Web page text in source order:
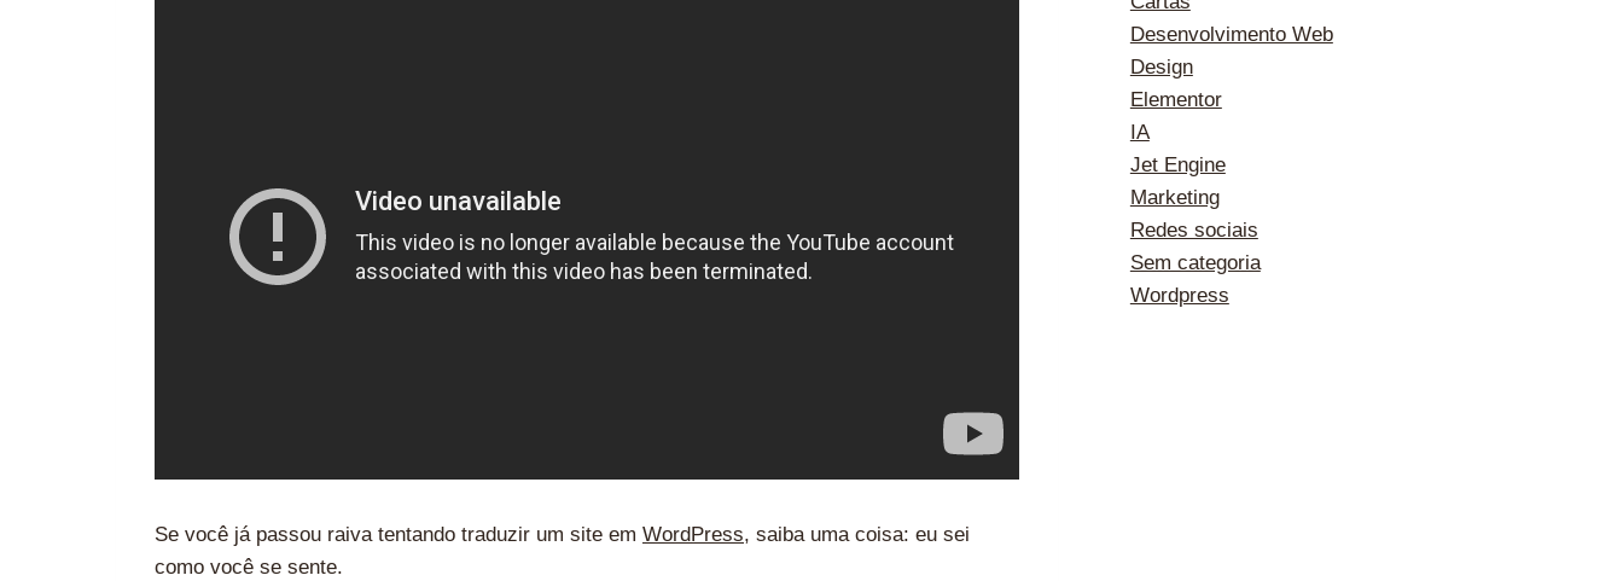
Se você já passou raiva tentando traduzir um site em WordPress, saiba uma coisa: eu sei
como você se sente.
Desenvolvimento Web
Design
Elementor
IA
Jet Engine
Marketing
Redes sociais
Sem categoria
Wordpress